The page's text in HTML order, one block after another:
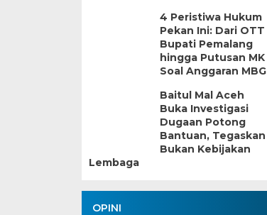
4 Peristiwa Hukum
Pekan Ini: Dari OTT
Bupati Pemalang
hingga Putusan MK
Soal Anggaran MBG
Baitul Mal Aceh
Buka Investigasi
Dugaan Potong
Bantuan, Tegaskan
Bukan Kebijakan
Lembaga
OPINI